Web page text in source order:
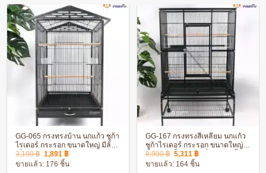
GG-065 กรงทรงบ้าน นกแก้ว ชูก้า
ไรเดอร์ กระรอก ขนาดใหญ่ มีล้อ
เลื่อน เคลือบกันสนิม ประกอบง่าย
3,190฿ Original
price
was:
1,891 ฿Current
price
is:
ขายแล้ว: 176 ชิ้น
GG-167 กรงทรงสี่เหลี่ยม นกแก้ว
ชูก้าไรเดอร์ กระรอก ขนาดใหญ่
พร้อมขาตั้งกรงล้อเลื่อน และชั้น
วางของ
8,990฿ Original
price
was:
5,311 ฿Current
price
is:
ขายแล้ว: 164 ชิ้น